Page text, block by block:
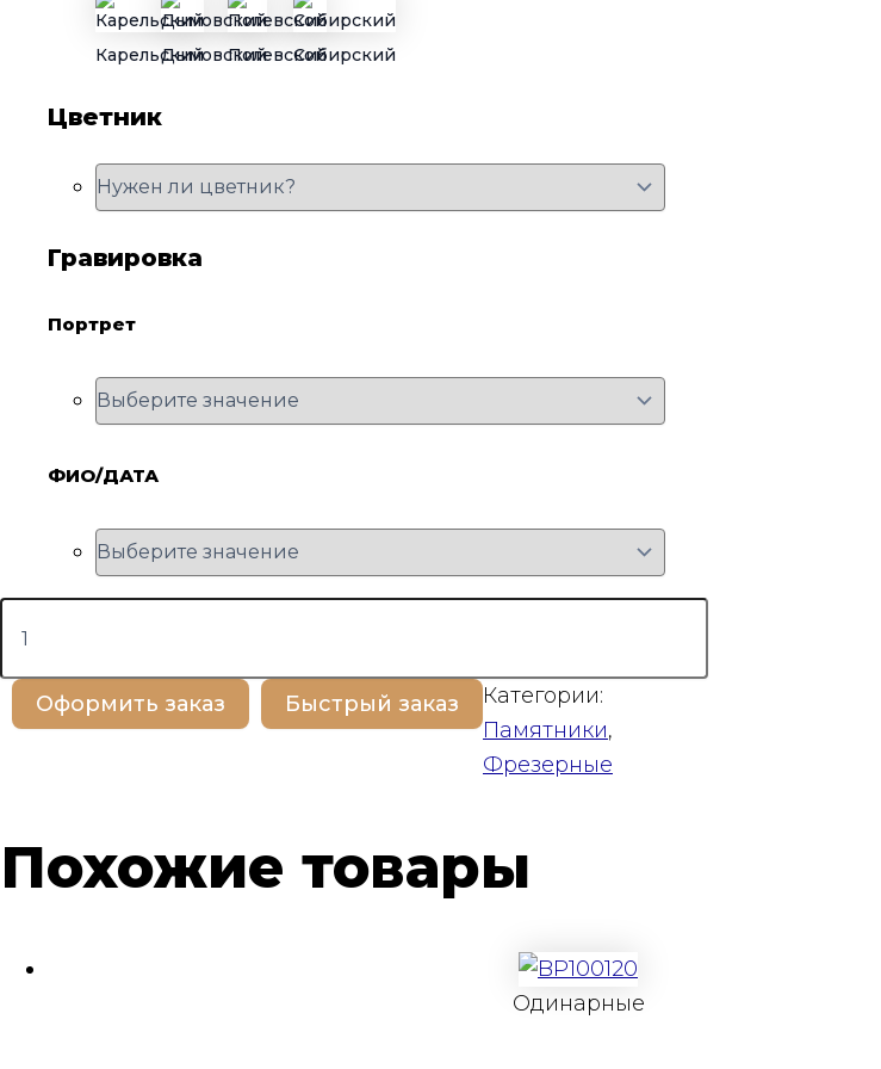
КарельскийДымовскийПолевскойСибирский
Цветник
Гравировка
Портрет
ФИО/ДАТА
Количество
товара
Оформить заказ Быстрый заказ
Категории:
Памятники,
Фрезерные
Похожие товары
Одинарные